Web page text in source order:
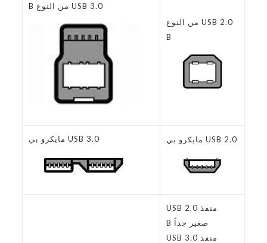
USB 2.0 من النوع
B
USB 3.0 من النوع B
USB 2.0 مايكرو بي USB 3.0 مايكرو بي
منفذ USB 2.0
صغير جداً B
منفذ USB 3.0